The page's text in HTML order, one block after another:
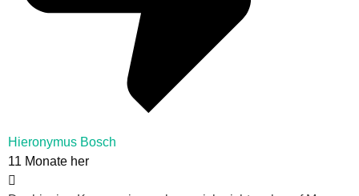
Hieronymus Bosch
11 Monate her